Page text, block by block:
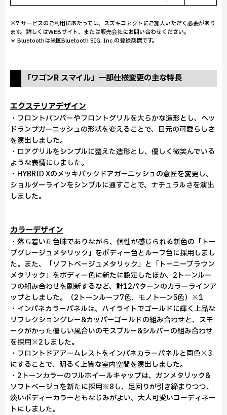
※7 サービスのご利用にあたっては、スズキコネクトにご加入いただく必要があり
ます。詳しくはWEBサイト、または販売会社にお問い合わせください。
＊ Bluetoothは米国Bluetooth SIG, Inc.の登録商標です。
「ワゴンR スマイル」一部仕様変更の主な特長
エクステリアデザイン
・フロントバンパーやフロントグリルを大らかな造形とし、ヘッ
ドランプガーニッシュの形状を変えることで、目元の可愛らしさ
を演出しました。
・ロアグリルをシンプルに整えた造形とし、優しく微笑んでいる
ような表情にしました。
・HYBRID Xのメッキバックドアガーニッシュの意匠を変更し、
ショルダーラインをシンプルに通すことで、ナチュラルさを演出
しました。
カラーデザイン
・落ち着いた色味でありながら、個性が感じられる新色の「トー
プグレージュメタリック」をボディー色とルーフ色に採用しまし
た。また、「ソフトベージュメタリック」と「トーニーブラウン
メタリック」をボディー色に新たに設定したほか、2トーンルー
フの組み合わせを刷新するなど、計12パターンのカラーラインア
ップとしました。（2トーンルーフ7色、モノトーン5色）※1
・インパネカラーパネルは、ハイライトでゴールドに輝く上品な
リフレクショングレー&カッパーゴールドの組み合わせと、スモ
ークがかった優しい風合いのモスブルー&シルバーの組み合わせ
を採用※2しました。
・フロントドアアームレストをインパネカラーパネルと同色※3
にすることで、明るく上質な室内空間を演出しました。
・2トーンカラーのフルホイールキャップは、ガンメタリック&
ソフトベージュを新たに採用※8し、足回りが引き締まりつつ、
淡いボディーカラーともなじみがよい、大人可愛いコーディネー
トにしました。